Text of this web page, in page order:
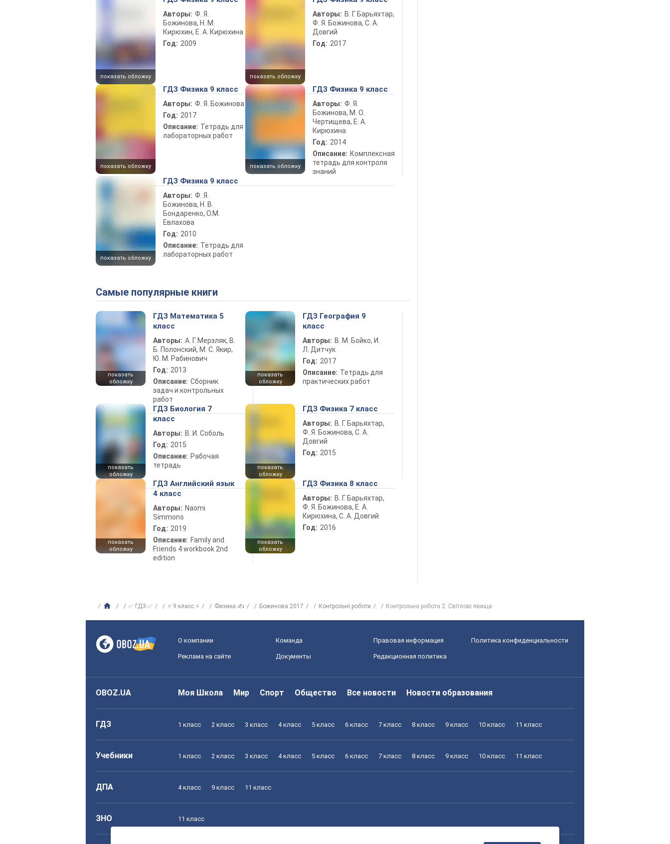
показать обложку
Авторы: Ф. Я.
Божинова, Н. М.
Кирюхин, Е. А. Кирюхина
Год: 2009
показать обложку
Авторы: В. Г. Барьяхтар,
Ф. Я. Божинова, С. А.
Довгий
Год: 2017
показать обложку
ГДЗ Физика 9 класс
Авторы: Ф. Я. Божинова
Год: 2017
Описание: Тетрадь для
лабораторных работ
показать обложку
ГДЗ Физика 9 класс
Авторы: Ф. Я.
Божинова, М. О.
Чертищева, Е. А.
Кирюхина
Год: 2014
Описание: Комплексная
тетрадь для контроля
знаний
показать обложку
ГДЗ Физика 9 класс
Авторы: Ф. Я.
Божинова, Н. В.
Бондаренко, О.М.
Евлахова
Год: 2010
Описание: Тетрадь для
лабораторных работ
Самые популярные книги
показать
обложку
ГДЗ Математика 5
класс
Авторы: А. Г. Мерзляк, В.
Б. Полонский, М. С. Якир,
Ю. М. Рабинович
Год: 2013
Описание: Сборник
задач и контрольных
работ
показать
обложку
ГДЗ География 9
класс
Авторы: В. М. Бойко, И.
Л. Дитчук
Год: 2017
Описание: Тетрадь для
практических работ
показать
обложку
ГДЗ Биология 7
класс
Авторы: В. И. Соболь
Год: 2015
Описание: Рабочая
тетрадь
показать
обложку
ГДЗ Физика 7 класс
Авторы: В. Г. Барьяхтар,
Ф. Я. Божинова, С. А.
Довгий
Год: 2015
показать
обложку
ГДЗ Английский язык
4 класс
Авторы: Naomi
Simmons
Год: 2019
Описание: Family and
Friends 4 workbook 2nd
edition
показать
обложку
ГДЗ Физика 8 класс
Авторы: В. Г. Барьяхтар,
Ф. Я. Божинова, Е. А.
Кирюхина, С. А. Довгий
Год: 2016
✅ ГДЗ ✅ ⚡ 9 класс ⚡ Физика ✍ Божинова 2017 Контрольні роботи Контрольна робота 2. Світлові явища
О компании Команда Правовая информация Политика конфиденциальности
Реклама на сайте Документы Редакционная политика
OBOZ.UA Моя Школа Мир Спорт Общество Все новости Новости образования
ГДЗ 1 класс 2 класс 3 класс 4 класс 5 класс 6 класс 7 класс 8 класс 9 класс 10 класс 11 класс
Учебники 1 класс 2 класс 3 класс 4 класс 5 класс 6 класс 7 класс 8 класс 9 класс 10 класс 11 класс
ДПА 4 класс 9 класс 11 класс
ЗНО 11 класс